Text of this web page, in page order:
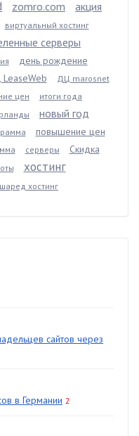
zomro.com акция
виртуальный хостинг
серверы
день рождение
ДЦ marosnet
цен
итоги года
новый год
повышение цен
серверы
Скидка
хостинг
шаред хостинг
сайтов через
в Германии 2